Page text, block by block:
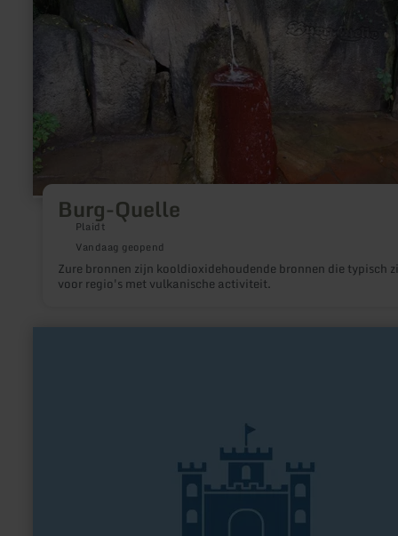
Burg-Quelle
Plaidt
Vandaag geopend
Zure bronnen zijn kooldioxidehoudende bronnen die typisch
voor regio's met vulkanische activiteit.